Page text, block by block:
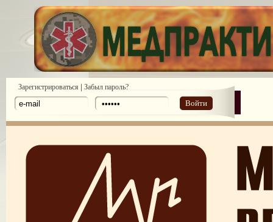
Зарегистрироваться | Забыл пароль?
Войти